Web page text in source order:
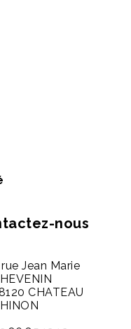
nous
Jean Marie
CHATEAU